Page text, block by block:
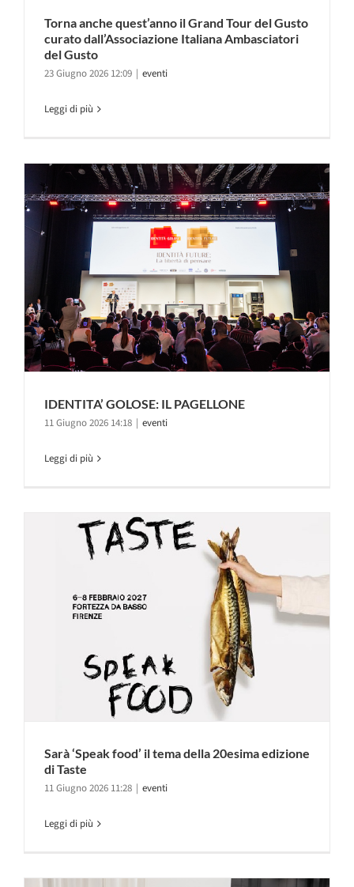
Torna anche quest’anno il Grand Tour del Gusto
curato dall’Associazione Italiana Ambasciatori
del Gusto
23 Giugno 2026 12:09 | eventi
Leggi di più
IDENTITA’ GOLOSE: IL PAGELLONE
11 Giugno 2026 14:18 | eventi
Leggi di più
Sarà ‘Speak food’ il tema della 20esima edizione
di Taste
11 Giugno 2026 11:28 | eventi
Leggi di più